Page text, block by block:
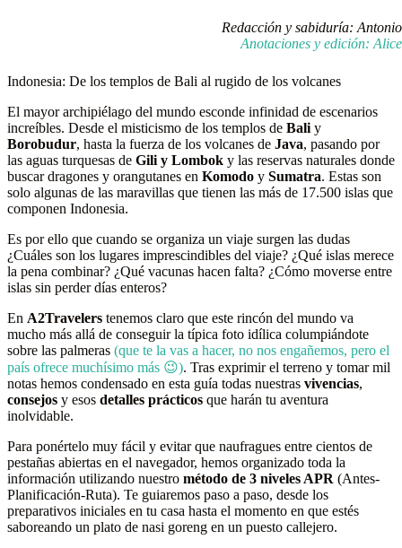
Redacción y sabiduría: Antonio
Anotaciones y edición: Alice
Indonesia: De los templos de Bali al rugido de los volcanes
El mayor archipiélago del mundo esconde infinidad de escenarios
increíbles. Desde el misticismo de los templos de Bali y
Borobudur, hasta la fuerza de los volcanes de Java, pasando por
las aguas turquesas de Gili y Lombok y las reservas naturales donde
buscar dragones y orangutanes en Komodo y Sumatra. Estas son
solo algunas de las maravillas que tienen las más de 17.500 islas que
componen Indonesia.
Es por ello que cuando se organiza un viaje surgen las dudas
¿Cuáles son los lugares imprescindibles del viaje? ¿Qué islas merece
la pena combinar? ¿Qué vacunas hacen falta? ¿Cómo moverse entre
islas sin perder días enteros?
En A2Travelers tenemos claro que este rincón del mundo va
mucho más allá de conseguir la típica foto idílica columpiándote
sobre las palmeras (que te la vas a hacer, no nos engañemos, pero el
país ofrece muchísimo más 😉). Tras exprimir el terreno y tomar mil
notas hemos condensado en esta guía todas nuestras vivencias,
consejos y esos detalles prácticos que harán tu aventura
inolvidable.
Para ponértelo muy fácil y evitar que naufragues entre cientos de
pestañas abiertas en el navegador, hemos organizado toda la
información utilizando nuestro método de 3 niveles APR (Antes-
Planificación-Ruta). Te guiaremos paso a paso, desde los
preparativos iniciales en tu casa hasta el momento en que estés
saboreando un plato de nasi goreng en un puesto callejero.